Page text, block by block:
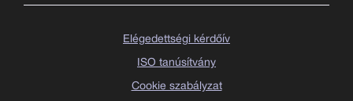
Elégedettségi kérdőív
ISO tanúsítvány
Cookie szabályzat